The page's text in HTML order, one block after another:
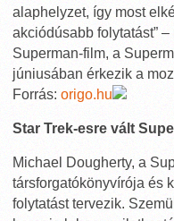
alaphelyzet, így most
akciódúsabb folytatást”
Superman-film, a
júniusában érkezik a
Forrás: origo.hu
Star Trek-esre vált
Michael Dougherty, a
társforgatókönyvírója és
folytatást tervezik.